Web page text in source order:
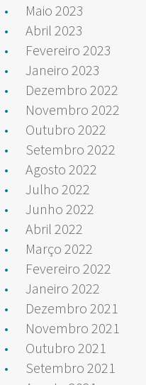
Maio 2023
Abril 2023
Fevereiro 2023
Janeiro 2023
Dezembro 2022
Novembro 2022
Outubro 2022
Setembro 2022
Agosto 2022
Julho 2022
Junho 2022
Abril 2022
Março 2022
Fevereiro 2022
Janeiro 2022
Dezembro 2021
Novembro 2021
Outubro 2021
Setembro 2021